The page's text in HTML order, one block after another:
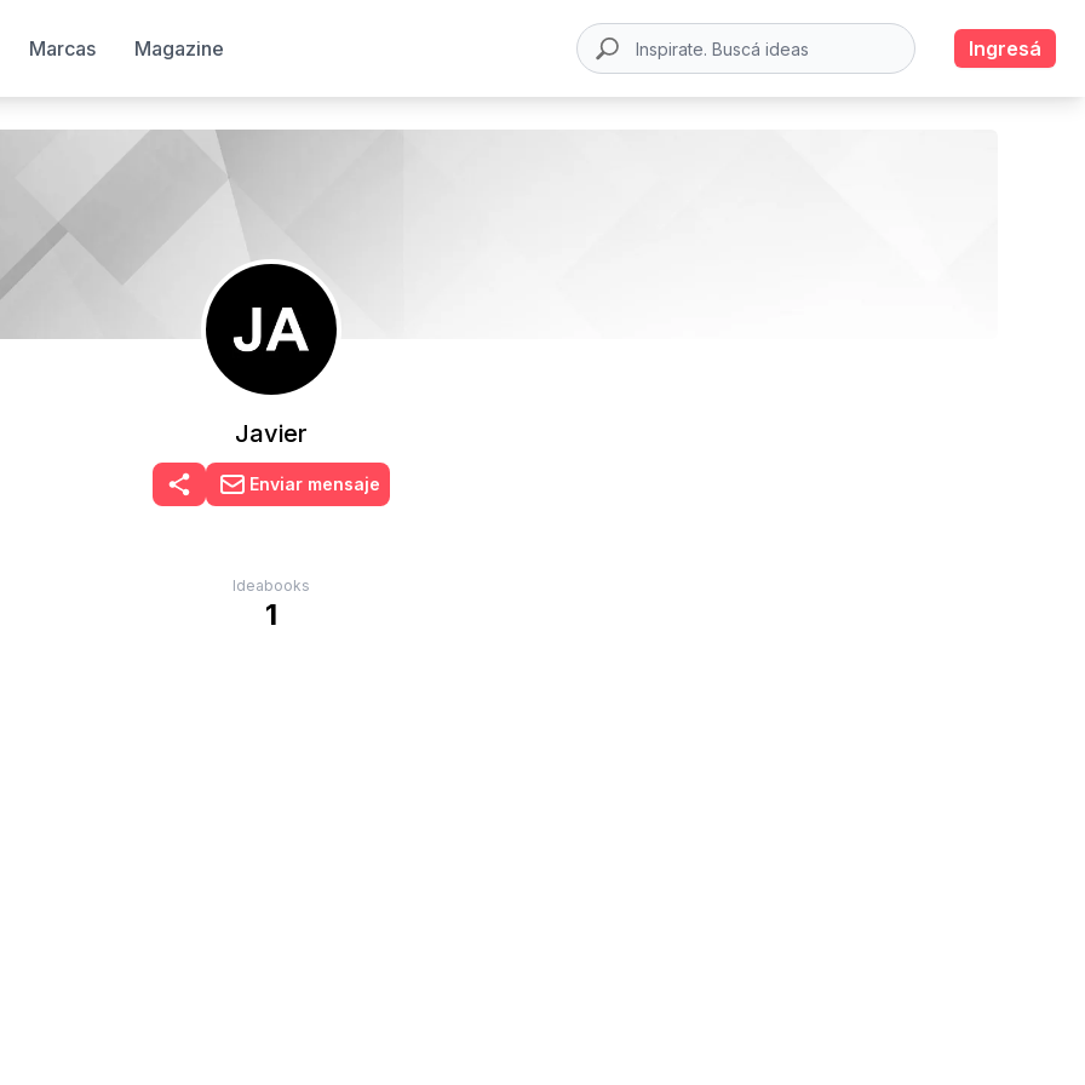
Marcas Magazine Ingresá
Javier
Enviar mensaje
Ideabooks
1